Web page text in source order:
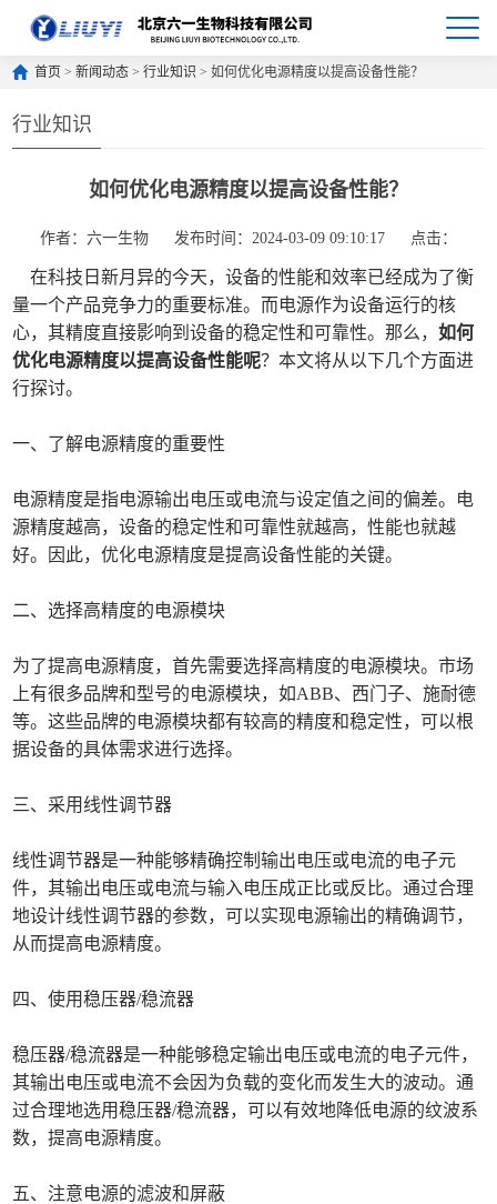
首页 >新闻动态 >行业知识 > 如何优化电源精度以提高设备性能？
行业知识
如何优化电源精度以提高设备性能？
作者：六一生物 发布时间：2024-03-09 09:10:17 点击：
在科技日新月异的今天，设备的性能和效率已经成为了衡
量一个产品竞争力的重要标准。而电源作为设备运行的核
心，其精度直接影响到设备的稳定性和可靠性。那么，如何
优化电源精度以提高设备性能呢？本文将从以下几个方面进
行探讨。
一、了解电源精度的重要性
电源精度是指电源输出电压或电流与设定值之间的偏差。电
源精度越高，设备的稳定性和可靠性就越高，性能也就越
好。因此，优化电源精度是提高设备性能的关键。
二、选择高精度的电源模块
为了提高电源精度，首先需要选择高精度的电源模块。市场
上有很多品牌和型号的电源模块，如ABB、西门子、施耐德
等。这些品牌的电源模块都有较高的精度和稳定性，可以根
据设备的具体需求进行选择。
三、采用线性调节器
线性调节器是一种能够精确控制输出电压或电流的电子元
件，其输出电压或电流与输入电压成正比或反比。通过合理
地设计线性调节器的参数，可以实现电源输出的精确调节，
从而提高电源精度。
四、使用稳压器/稳流器
稳压器/稳流器是一种能够稳定输出电压或电流的电子元件，
其输出电压或电流不会因为负载的变化而发生大的波动。通
过合理地选用稳压器/稳流器，可以有效地降低电源的纹波系
数，提高电源精度。
五、注意电源的滤波和屏蔽